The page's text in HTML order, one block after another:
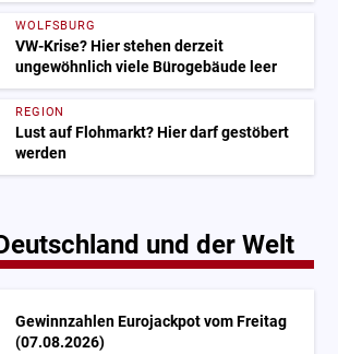
WOLFSBURG
VW-Krise? Hier stehen derzeit
ungewöhnlich viele Bürogebäude leer
REGION
Lust auf Flohmarkt? Hier darf gestöbert
werden
und der Welt
Gewinnzahlen Eurojackpot vom Freitag
(07.08.2026)